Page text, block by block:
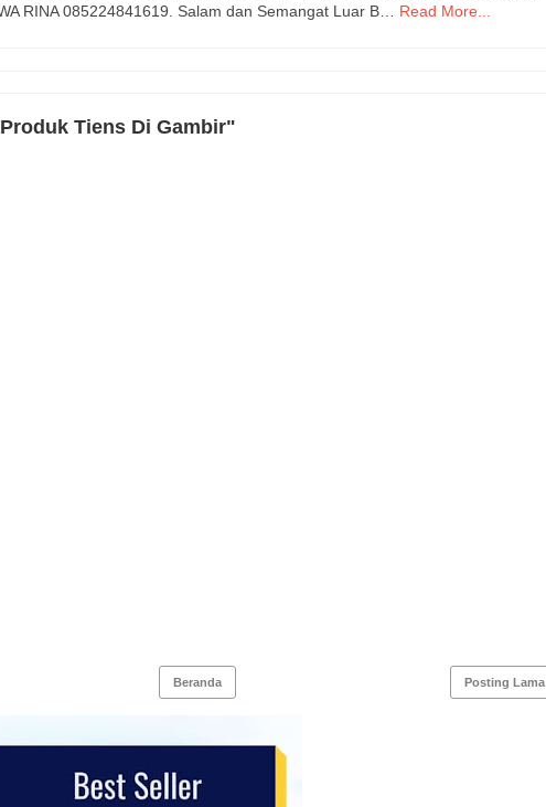
RINA 085224841619. Salam dan Semangat Luar B…
Read More...
Tiens Di Gambir"
Posting Lama
Beranda